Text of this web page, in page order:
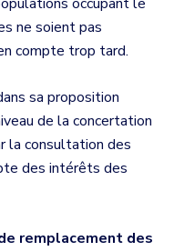
ne soient pas
compte trop tard.
sa proposition
de la concertation
la consultation des
des intérêts des
remplacement des